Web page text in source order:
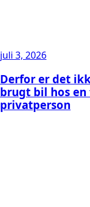
juli 3, 2026
Derfor er det
brugt bil hos
privatperson